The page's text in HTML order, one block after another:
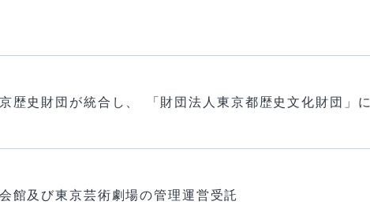
歴史財団が統合し、 「財団法人東京都歴史文化財団」に
館及び東京芸術劇場の管理運営受託